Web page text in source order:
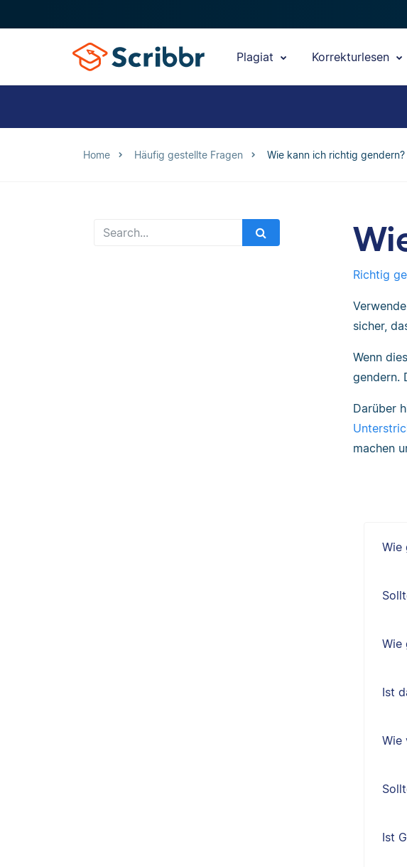
Plagiat Korrekturlesen
Home Häufig gestellte Fragen Wie kann ich richtig gendern?
Richtig
sicher,
Wenn
gendern.
Darüber
machen
Wie
Wie
Ist
Wie
Ist